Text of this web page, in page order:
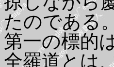
たのである。
第一の標的
全羅道とは